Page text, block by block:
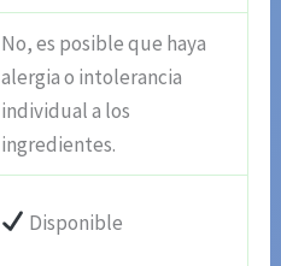
No, es posible que haya
alergia o intolerancia
individual a los
ingredientes.
Disponible